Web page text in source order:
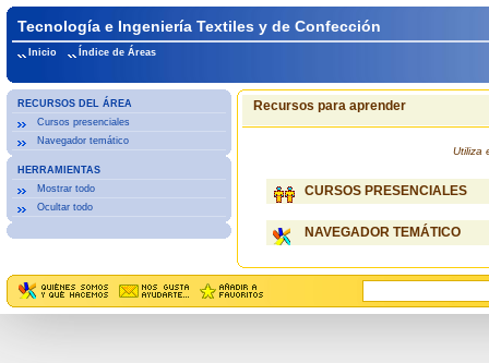
Tecnología e Ingeniería Textiles y de Confección
Inicio Índice de Áreas
RECURSOS DEL ÁREA
Cursos presenciales
Navegador temático
HERRAMIENTAS
Mostrar todo
Ocultar todo
Recursos para aprender
Utiliza
CURSOS PRESENCIALES
NAVEGADOR TEMÁTICO